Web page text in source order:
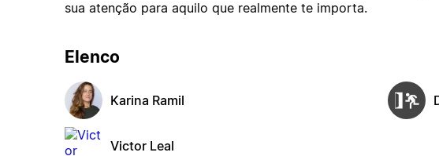
sua atenção para aquilo que realmente te importa.
Elenco
Karina Ramil
Victor Leal